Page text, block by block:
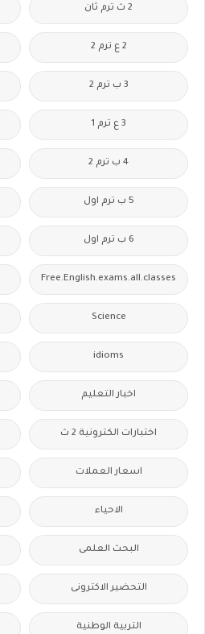
2 ث ترم ثان
2 ع ترم 2
3 ب ترم 2
3 ع ترم 1
4 ب ترم 2
5 ب ترم اول
6 ب ترم اول
Free.English.exams.all.classes
Science
idioms
اخبار التعليم
اختبارات الكترونية 2 ث
اسعار العملات
الاحياء
البحث العلمى
التحضير الاكترونى
التربية الوطنية